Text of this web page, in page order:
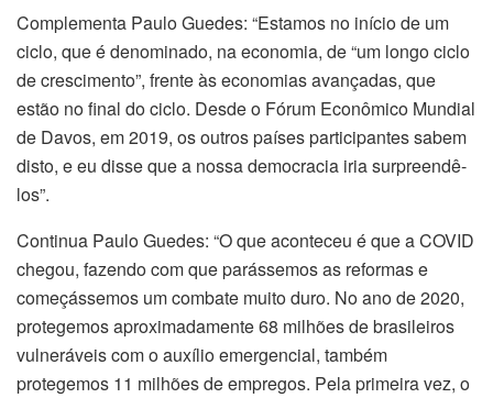
Complementa Paulo Guedes: “Estamos no início de um
ciclo, que é denominado, na economia, de “um longo ciclo
de crescimento”, frente às economias avançadas, que
estão no final do ciclo. Desde o Fórum Econômico Mundial
de Davos, em 2019, os outros países participantes sabem
disto, e eu disse que a nossa democracia iria surpreendê-
los”.
Continua Paulo Guedes: “O que aconteceu é que a COVID
chegou, fazendo com que parássemos as reformas e
começássemos um combate muito duro. No ano de 2020,
protegemos aproximadamente 68 milhões de brasileiros
vulneráveis com o auxílio emergencial, também
protegemos 11 milhões de empregos. Pela primeira vez, o